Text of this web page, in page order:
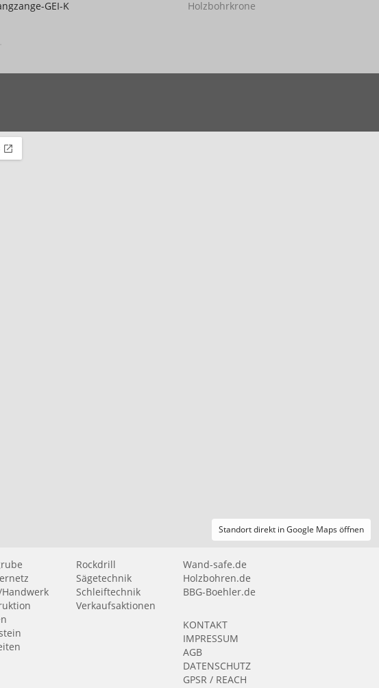
GEI-K Holzbohrkrone
Standort direkt in Google Maps öffnen
Rockdrill
Sägetechnik
Schleiftechnik
Verkaufsaktionen
Wand-safe.de
Holzbohren.de
BBG-Boehler.de
KONTAKT
IMPRESSUM
AGB
DATENSCHUTZ
GPSR / REACH